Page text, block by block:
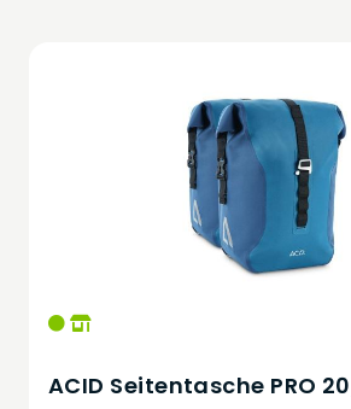
ACID Seitentasche PRO